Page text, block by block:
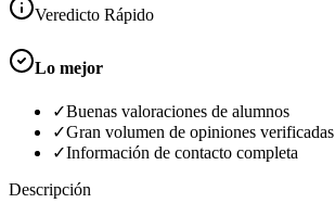
Veredicto Rápido
Lo mejor
✓Buenas valoraciones de alumnos
✓Gran volumen de opiniones verificadas
✓Información de contacto completa
Descripción